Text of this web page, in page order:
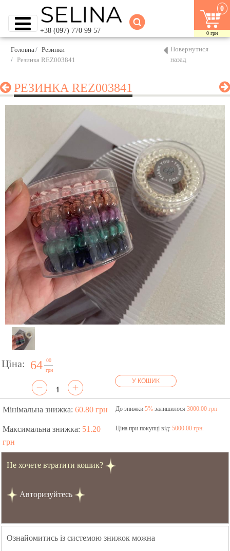
+38 (097) 770 99 57
0
0 грн
Головна
Резинки
Резинка REZ003841
Повернутися
назад
РЕЗИНКА REZ003841
Ціна: 64
00
грн
У КОШИК
Мінімальна знижка: 60.80 грн До знижки 5%залишилося 3000.00 грн
Максимальна знижка: 51.20
грн
Ціна при покупці від: 5000.00 грн.
Не хочете втратити кошик?
Авторизуйтесь
Ознайомитись із системою знижок можна